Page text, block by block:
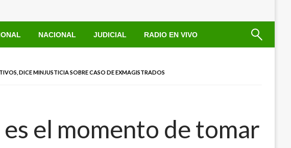
NACIONAL JUDICIAL RADIO EN VIVO
DICE MINJUSTICIA SOBRE CASO DE EXMAGISTRADOS
el momento de tomar